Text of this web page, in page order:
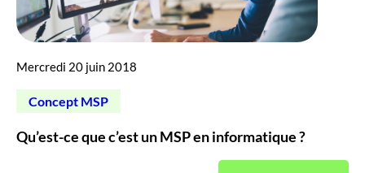
Mercredi 20 juin 2018
Concept MSP
Qu’est-ce que c’est un MSP en informatique ?